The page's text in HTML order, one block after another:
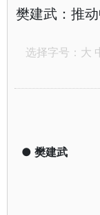
樊建武：推
选择字号： 大
● 樊建武